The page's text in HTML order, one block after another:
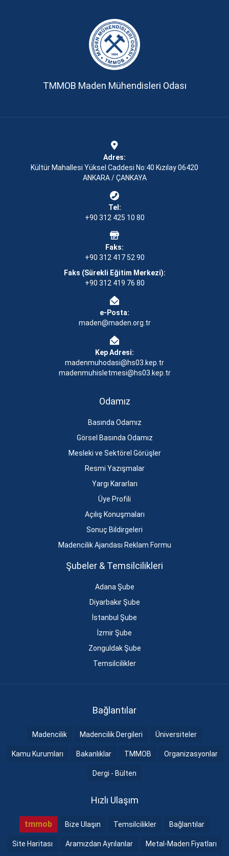
TMMOB Maden Mühendisleri Odası
Adres:
Kültür Mahallesi Yüksel Caddesi No:40 Kızılay 06420
ANKARA / ÇANKAYA
Tel:
+90 312 425 10 80
Faks:
+90 312 417 52 90
Faks (Sürekli Eğitim Merkezi):
+90 312 419 76 80
e-Posta:
maden@maden.org.tr
Kep Adresi:
madenmuhodasi@hs03.kep.tr
madenmuhisletmesi@hs03.kep.tr
Odamız
Basında Odamız
Görsel Basında Odamız
Mesleki ve Sektörel Görüşler
Resmi Yazışmalar
Yargı Kararları
Üye Profili
Açılış Konuşmaları
Sonuç Bildirgeleri
Madencilik Ajandası Reklam Formu
Şubeler & Temsilcilikleri
Adana Şube
Diyarbakır Şube
İstanbul Şube
İzmir Şube
Zonguldak Şube
Temsilcilikler
Bağlantılar
Madencilik Madencilik Dergileri Üniversiteler
Kamu Kurumları Bakanlıklar TMMOB Organizasyonlar
Dergi - Bülten
Hızlı Ulaşım
tmmob Bize Ulaşın Temsilcilikler Bağlantılar
Site Haritası Aramızdan Ayrılanlar Metal-Maden Fiyatları